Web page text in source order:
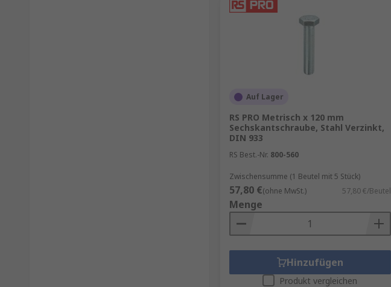
Auf Lager
RS PRO Metrisch x 120 mm
Sechskantschraube, Stahl Verzinkt,
DIN 933
RS Best.-Nr. 800-560
Zwischensumme (1 Beutel mit 5 Stück)
57,80 €(ohne MwSt.) 57,80 €/Beutel
Menge
Hinzufügen
Produkt vergleichen